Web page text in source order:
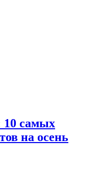
самых
на осень